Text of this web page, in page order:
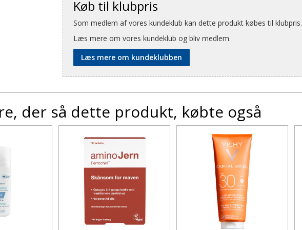
Køb til klubpris
Som medlem af vores kundeklub kan dette produkt købes til klubpris.
Læs mere om vores kundeklub og bliv medlem.
Læs mere om kundeklubben
der så dette produkt, købte også